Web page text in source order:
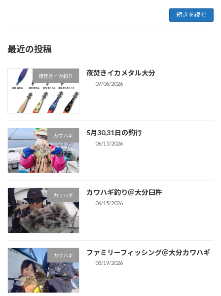
続きを読む
最近の投稿
夜焚きイカ釣り 夜焚きイカメタル大分
07/06/2026
カワハギ 5月30,31日の釣行
06/15/2026
カワハギ カワハギ釣り＠大分臼杵
06/15/2026
カワハギ ファミリーフィッシング＠大分カワハギ
05/19/2026